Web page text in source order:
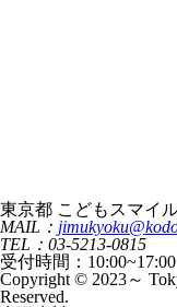
東京都 こどもスマイ
MAIL：
TEL：03-5213-0815
受付時間：
Copyright © 2023～
Reserved.